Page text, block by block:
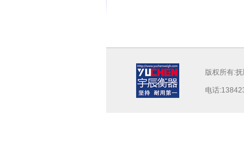
版权所有:
电话